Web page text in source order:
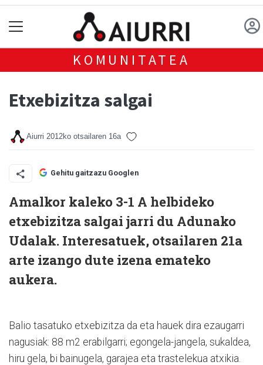
KOMUNITATEA
Etxebizitza salgai
Aiurri 2012ko otsailaren 16a
Gehitu gaitzazu Googlen
Amalkor kaleko 3-1 A helbideko
etxebizitza salgai jarri du Adunako
Udalak. Interesatuek, otsailaren 21a
arte izango dute izena emateko
aukera.
Balio tasatuko etxebizitza da eta hauek dira ezaugarri
nagusiak: 88 m2 erabilgarri; egongela-jangela, sukaldea,
hiru gela, bi bainugela, garajea eta trastelekua atxikia.